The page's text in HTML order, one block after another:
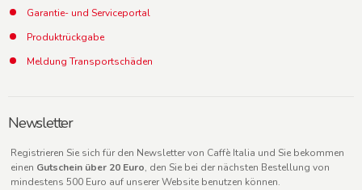
Garantie- und Serviceportal
Produktrückgabe
Meldung Transportschäden
Newsletter
Registrieren Sie sich für den Newsletter von Caffè Italia und Sie bekommen
einen Gutschein über 20 Euro, den Sie bei der nächsten Bestellung von
mindestens 500 Euro auf unserer Website benutzen können.